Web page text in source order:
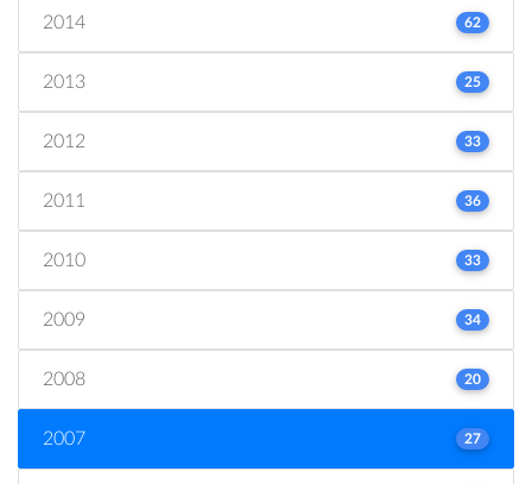
2014 62
2013 25
2012 33
2011 36
2010 33
2009 34
2008 20
2007 27